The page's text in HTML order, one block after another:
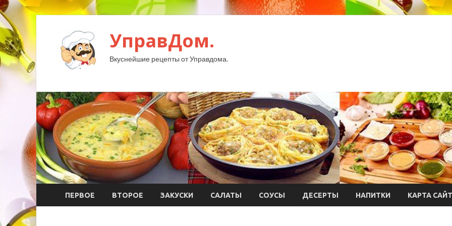
УправДом.
Вкуснейшие рецепты от Управдома.
ПЕРВОЕ ВТОРОЕ ЗАКУСКИ САЛАТЫ СОУСЫ ДЕСЕРТЫ НАПИТКИ КАРТА